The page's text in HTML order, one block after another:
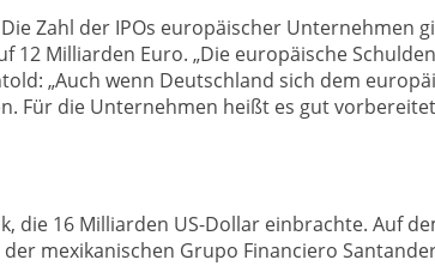
Zahl der IPOs europäischer Unternehmen
Milliarden Euro. „Die europäische
„Auch wenn Deutschland sich dem
Für die Unternehmen heißt es gut
die 16 Milliarden US-Dollar einbrachte. Auf
mexikanischen Grupo Financiero